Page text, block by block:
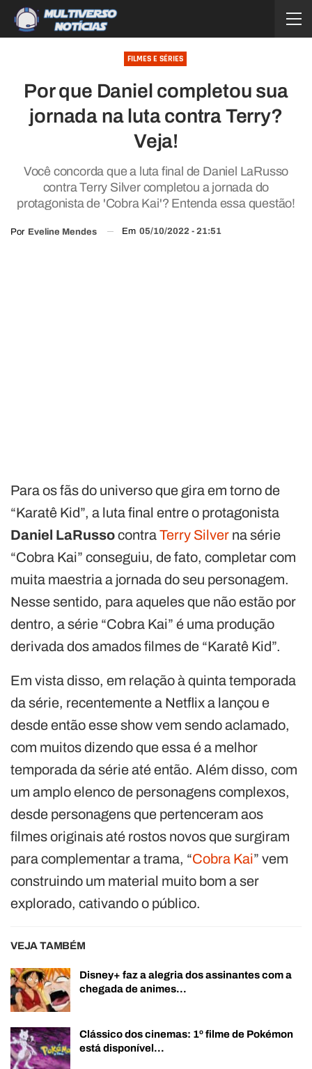
FILMES E SÉRIES
Por que Daniel completou sua
jornada na luta contra Terry?
Veja!
Você concorda que a luta final de Daniel LaRusso
contra Terry Silver completou a jornada do
protagonista de 'Cobra Kai'? Entenda essa questão!
Por Eveline Mendes Em 05/10/2022 - 21:51
Para os fãs do universo que gira em torno de
“Karatê Kid”, a luta final entre o protagonista
Daniel LaRussocontraTerry Silver na série
“Cobra Kai” conseguiu, de fato, completar com
muita maestria a jornada do seu personagem.
Nesse sentido, para aqueles que não estão por
dentro, a série “Cobra Kai” é uma produção
derivada dos amados filmes de “Karatê Kid”.
Em vista disso, em relação à quinta temporada
da série, recentemente a Netflix a lançou e
desde então esse show vem sendo aclamado,
com muitos dizendo que essa é a melhor
temporada da série até então. Além disso, com
um amplo elenco de personagens complexos,
desde personagens que pertenceram aos
filmes originais até rostos novos que surgiram
para complementar a trama, “Cobra Kai” vem
construindo um material muito bom a ser
explorado, cativando o público.
VEJA TAMBÉM
Disney+ faz a alegria dos assinantes com a
chegada de animes…
Clássico dos cinemas: 1º filme de Pokémon
está disponível…